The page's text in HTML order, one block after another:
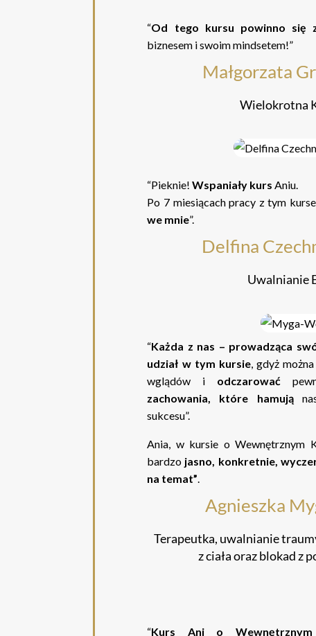
“Od tego kursu powinno się
biznesem i swoim mindsetem!”
Małgorzata
Wielokrotna
“Pieknie!Wspaniały kurs Aniu.
Po 7 miesiącach pracy z tym
we mnie”.
Delfina
Uwalnianie
“Każda z nas – prowadząca
udział w tym kursie, gdyż
wglądów i odczarować
zachowania, które hamują
sukcesu”.
Ania, w kursie o Wewnętrznym
bardzo jasno, konkretnie,
na temat”.
Agnieszka
Terapeutka, uwalnianie
z ciała oraz blokad z
“Kurs Ani o Wewnętrznym